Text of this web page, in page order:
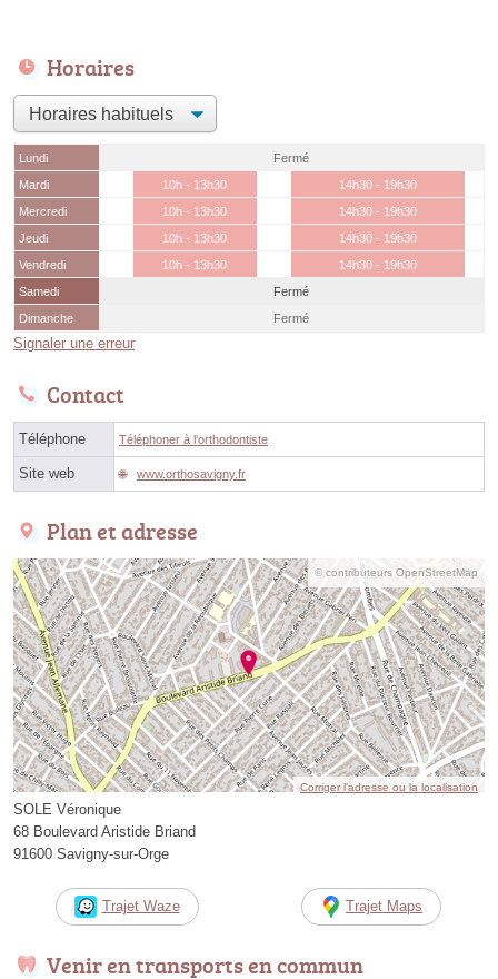
Horaires
Lundi
Fermé
Mardi
10h - 13h30
14h30 - 19h30
Mercredi
10h - 13h30
14h30 - 19h30
Jeudi
10h - 13h30
14h30 - 19h30
Vendredi
10h - 13h30
14h30 - 19h30
Samedi
Fermé
Dimanche
Fermé
Signaler une erreur
Contact
Téléphone Téléphoner à l'orthodontiste
Site web www.orthosavigny.fr
Plan et adresse
© contributeurs OpenStreetMap
Corriger l’adresse ou la localisation
SOLE Véronique
68 Boulevard Aristide Briand
91600 Savigny-sur-Orge
Trajet Waze Trajet Maps
Venir en transports en commun